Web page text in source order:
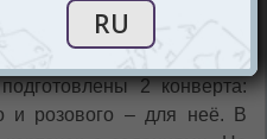
для своей второй
2 конверта:
и розового – для неё. В